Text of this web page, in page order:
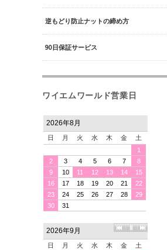
逆もどり防止ナットの締め方
90日保証サービス
ワイエムワールド営業日